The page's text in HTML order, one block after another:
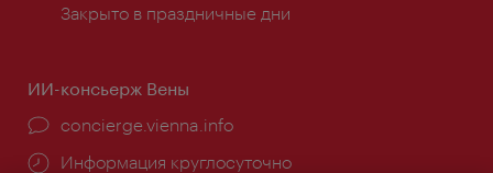
Закрыто в праздничные дни
ИИ-консьерж Вены
concierge.vienna.info
Информация круглосуточно